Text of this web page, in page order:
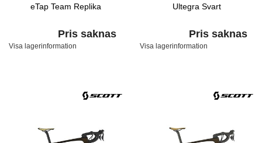
eTap Team Replika
Pris saknas
Visa lagerinformation
Ultegra Svart
Pris saknas
Visa lagerinformation